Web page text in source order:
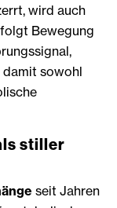
wird auch
Bewegung
damit sowohl
stiller
seit Jahren